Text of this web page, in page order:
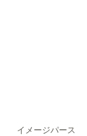
イメージパース